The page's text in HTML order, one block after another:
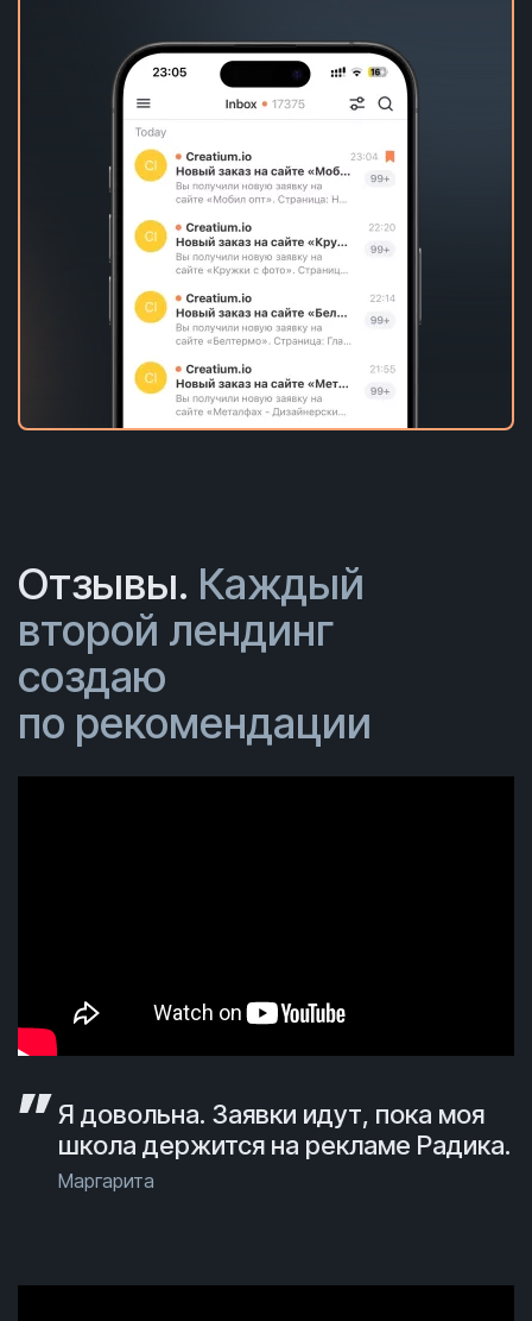
Отзывы. Каждый
второй лендинг
создаю
по рекомендации
Я довольна. Заявки идут, пока моя
школа держится на рекламе Радика.
Маргарита